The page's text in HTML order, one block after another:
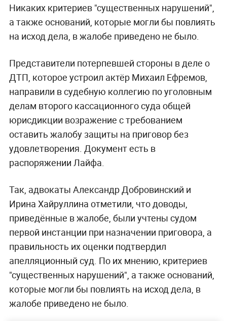
Никаких критериев "существенных нарушений",
а также оснований, которые могли бы повлиять
на исход дела, в жалобе приведено не было.
Представители потерпевшей стороны в деле о
ДТП, которое устроил актёр Михаил Ефремов,
направили всудебную коллегию по уголовным
делам второго кассационного суда общей
юрисдикции возражение с требованием
оставить жалобу защиты на приговор без
удовлетворения. Документ есть в
распоряжении Лайфа.
Так, адвокаты Александр Добровинский и
Ирина Хайруллина отметили, что доводы,
приведённые в жалобе, были учтены судом
первой инстанции при назначении приговора, а
правильность их оценки подтвердил
апелляционный суд. По их мнению, критериев
"существенных нарушений", а также оснований,
которые могли бы повлиять на исход дела, в
жалобе приведено не было.